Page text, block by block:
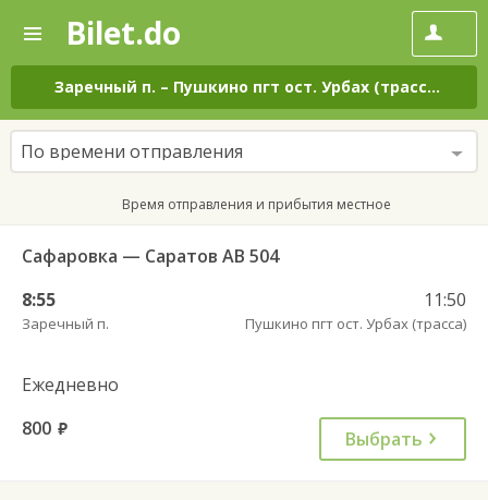
—
Поиск
и
покупка
билетов
на
автобус
онлайн
Bilet.do
Заречный п. – Пушкино пгт ост. Урбах (трасса)
По времени отправления
Время отправления и прибытия местное
Сафаровка — Саратов АВ 504
8:55
Заречный п.
11:50
Пушкино пгт ост. Урбах (трасса)
Ежедневно
800 руб. Выбрать